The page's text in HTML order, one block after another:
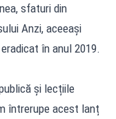
sfaturi din
Anzi, aceeași
în anul 2019.
și lecțiile
întrerupe acest lanț